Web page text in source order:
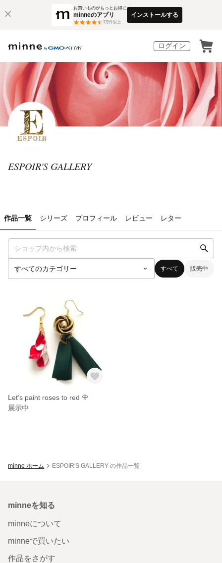
お買いものがもっとお得に
minneのアプリ
3万件以上
インストールする
ログイン
ESPOIR'S GALLERY
作品一覧 シリーズ プロフィール レビュー レター
すべて 販売中
Let’s paint roses to red 🌹
展示中
minne ホーム ESPOIR'S GALLERY の作品一覧
minneを知る
minneについて
minneで買いたい
作品をさがす